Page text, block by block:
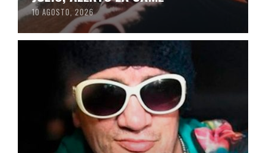
10 AGOSTO, 2026